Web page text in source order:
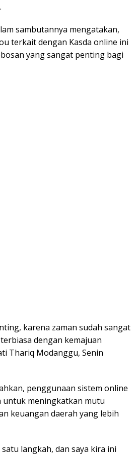
sambutannya mengatakan,
terkait dengan Kasda online ini
yang sangat penting bagi
karena zaman sudah sangat
dengan kemajuan
Thariq Modanggu, Senin
penggunaan sistem online
untuk meningkatkan mutu
keuangan daerah yang lebih
langkah, dan saya kira ini